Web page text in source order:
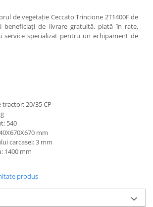
de vegetație Ceccato Trincione 2T1400F de
beneficiați de livrare gratuită, plată în rate,
service specializat pentru un echipament de
20/35 CP
540
mm
carcasei: 3 mm
1400 mm
produs